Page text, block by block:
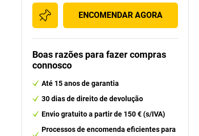
ENCOMENDAR AGORA
Boas razões para fazer compras
connosco
Até 15 anos de garantia
30 dias de direito de devolução
Envio gratuito a partir de 150 € (s/IVA)
Processos de encomenda eficientes para